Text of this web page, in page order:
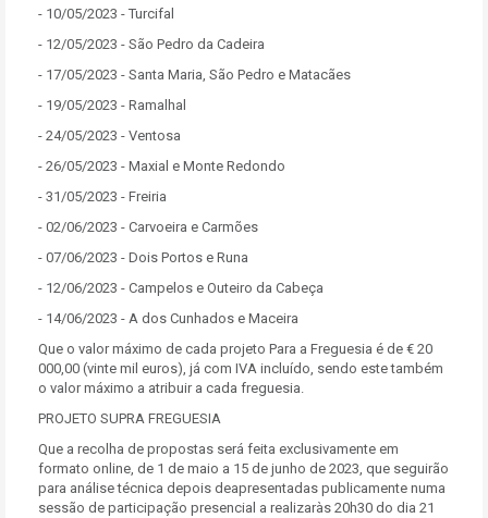
- 10/05/2023 - Turcifal
- 12/05/2023 - São Pedro da Cadeira
- 17/05/2023 - Santa Maria, São Pedro e Matacães
- 19/05/2023 - Ramalhal
- 24/05/2023 - Ventosa
- 26/05/2023 - Maxial e Monte Redondo
- 31/05/2023 - Freiria
- 02/06/2023 - Carvoeira e Carmões
- 07/06/2023 - Dois Portos e Runa
- 12/06/2023 - Campelos e Outeiro da Cabeça
- 14/06/2023 - A dos Cunhados e Maceira
Que o valor máximo de cada projeto Para a Freguesia é de € 20
000,00 (vinte mil euros), já com IVA incluído, sendo este também
o valor máximo a atribuir a cada freguesia.
PROJETO SUPRA FREGUESIA
Que a recolha de propostas será feita exclusivamente em
formato online, de 1 de maio a 15 de junho de 2023, que seguirão
para análise técnica depois deapresentadas publicamente numa
sessão de participação presencial a realizaràs 20h30 do dia 21